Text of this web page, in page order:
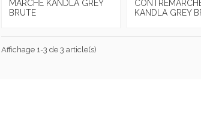
MARCHE KANDLA GREY
BRUTE
KANDLA GREY
Affichage 1-3 de 3 article(s)